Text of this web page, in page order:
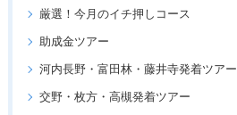
厳選！今月のイチ押しコース
助成金ツアー
河内長野・富田林・藤井寺発着ツアー
交野・枚方・高槻発着ツアー